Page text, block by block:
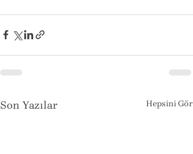
Son Yazılar Hepsini Gör